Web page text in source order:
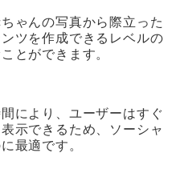
ゃんの写真から際立った
ツを作成できるレベルの
とができます。
により、ユーザーはすぐ
示できるため、ソーシャ
最適です。